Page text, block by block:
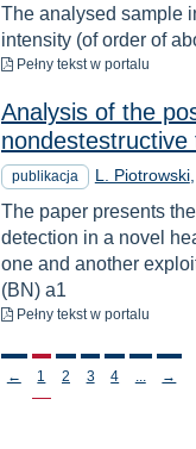
The analysed sample
intensity (of order of
Pełny tekstdo pobrania
w portalu
Analysis of the
publikacja L. Piotrowski
The paper presents
detection in a novel
one and another
(BN) a1
Pełny tekst do pobrania
w portalu
Stronicowanie
← 1 2 3 4 →